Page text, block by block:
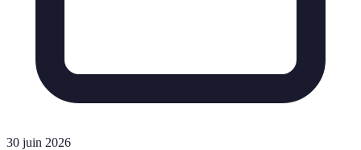
30 juin 2026